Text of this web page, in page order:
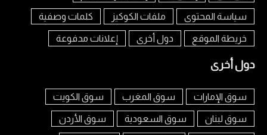
سياسة المحتوى ملفات الكوكيز كلمات وصفية
خريطة الموقع دول أخرى إعلانات مدفوعة
دول أخرى
سوق الإمارات سوق المغرب سوق الكويت
سوق لبنان سوق السعودية سوق الأردن